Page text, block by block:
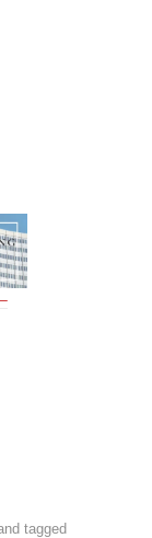
tagged